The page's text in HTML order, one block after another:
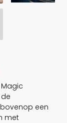
een
met